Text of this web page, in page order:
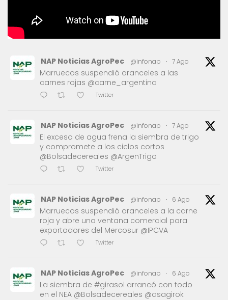
NAP Noticias AgroPec @infonap · 7 Ago
Marruecos suspendió aranceles a las
carnes rojas @carne_argentina
Twitter
NAP Noticias AgroPec @infonap · 7 Ago
El exceso de agua frena la siembra de trigo
y compromete a los ciclos cortos
@Bolsadecereales @ArgenTrigo
Twitter
NAP Noticias AgroPec @infonap · 6 Ago
Marruecos suspendió aranceles a la carne
roja y abre una ventana comercial para
exportadores del Mercosur @IPCVA
Twitter
NAP Noticias AgroPec @infonap · 6 Ago
La siembra de #girasol arrancó con todo
en el NEA @Bolsadecereales @asagirok